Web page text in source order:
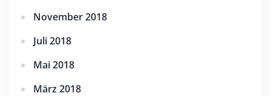
November 2018
Juli 2018
Mai 2018
März 2018